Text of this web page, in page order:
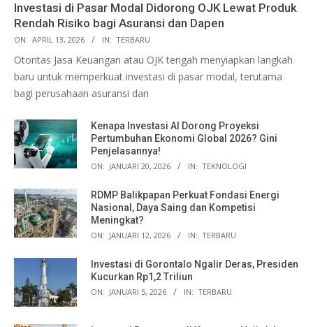
Investasi di Pasar Modal Didorong OJK Lewat Produk
Rendah Risiko bagi Asuransi dan Dapen
ON: APRIL 13, 2026 IN: TERBARU
Otoritas Jasa Keuangan atau OJK tengah menyiapkan langkah
baru untuk memperkuat investasi di pasar modal, terutama
bagi perusahaan asuransi dan
Kenapa Investasi AI Dorong Proyeksi
Pertumbuhan Ekonomi Global 2026? Gini
Penjelasannya!
ON: JANUARI 20, 2026 IN: TEKNOLOGI
RDMP Balikpapan Perkuat Fondasi Energi
Nasional, Daya Saing dan Kompetisi
Meningkat?
ON: JANUARI 12, 2026 IN: TERBARU
Investasi di Gorontalo Ngalir Deras, Presiden
Kucurkan Rp1,2 Triliun
ON: JANUARI 5, 2026 IN: TERBARU